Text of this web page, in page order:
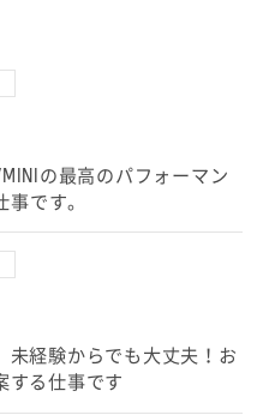
の最高のパフォーマン
です。
未経験からでも大丈夫！お
する仕事です